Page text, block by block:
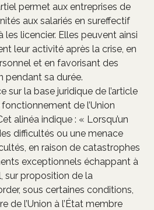
permet aux entreprises de
aux salariés en sureffectif
les licencier. Elles peuvent ainsi
leur activité après la crise, en
et en favorisant des
pendant sa durée.
sur la base juridique de l’article
de l’Union
alinéa indique : « Lorsqu’un
difficultés ou une menace
en raison de catastrophes
exceptionnels échappant à
sur proposition de la
sous certaines conditions,
de l’Union à l’État membre